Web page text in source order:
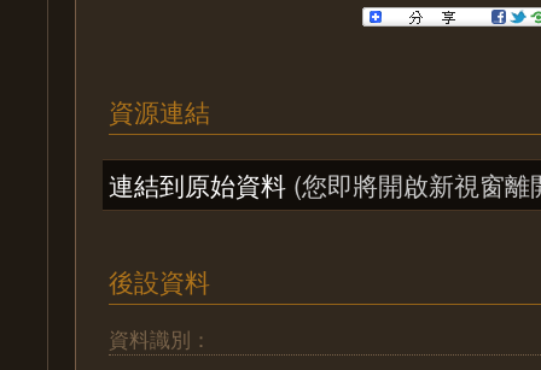
資源連結
連結到原始資料 (您即將開啟新視窗離
後設資料
資料識別：